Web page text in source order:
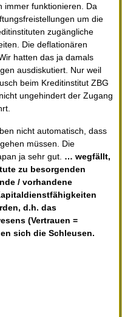
immer funktionieren. Da
um die
zugängliche
Die deflationären
hatten das ja damals
ausdiskutiert. Nur weil
beim Kreditinstitut ZBG
ungehindert der Zugang
nicht automatisch, dass
müssen. Die
ja sehr gut. … wegfällt,
zu besorgenden
/ vorhandene
d.h. das
(Vertrauen =
sich die Schleusen.